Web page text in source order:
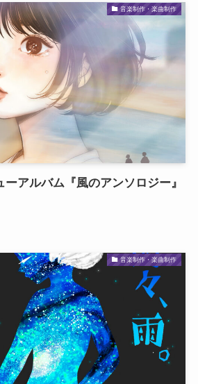
音楽制作・楽曲制作
アルバム『風のアンソロジー』
音楽制作・楽曲制作